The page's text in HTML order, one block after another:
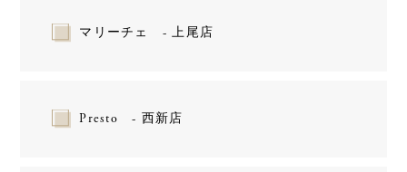
マリーチェ - 上尾店
Presto - 西新店